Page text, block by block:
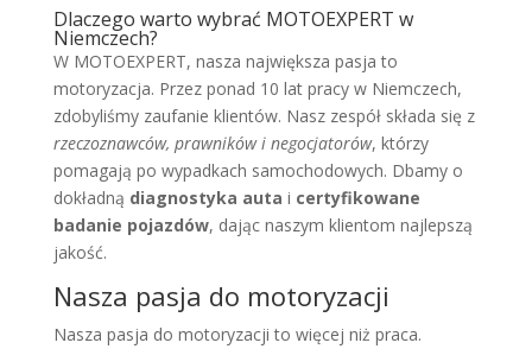
Dlaczego warto wybrać MOTOEXPERT w
Niemczech?
W MOTOEXPERT, nasza największa pasja to
motoryzacja. Przez ponad 10 lat pracy w Niemczech,
zdobyliśmy zaufanie klientów. Nasz zespół składa się z
rzeczoznawców, prawników i negocjatorów, którzy
pomagają po wypadkach samochodowych. Dbamy o
dokładną diagnostyka auta i certyfikowane
badanie pojazdów, dając naszym klientom najlepszą
jakość.
Nasza pasja do motoryzacji
Nasza pasja do motoryzacji to więcej niż praca.